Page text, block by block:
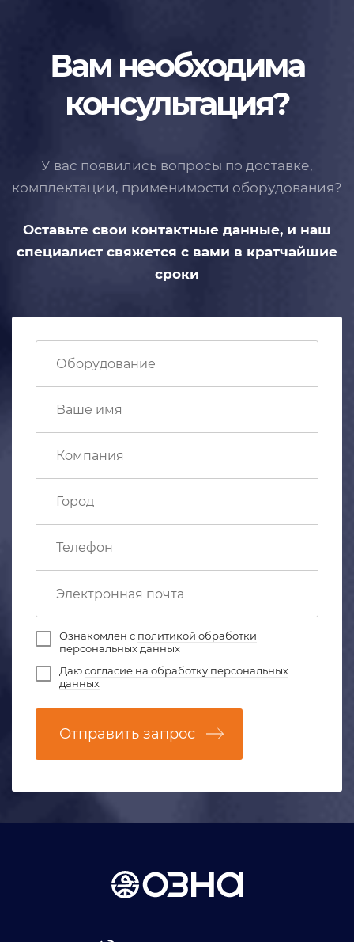
Вам необходима
консультация?
У вас появились вопросы по доставке,
комплектации, применимости оборудования?
Оставьте свои контактные данные, и наш
специалист свяжется с вами в кратчайшие
сроки
Ознакомлен с политикой обработки
персональных данных
Даюсогласие на обработку персональных
данных
Отправить запрос